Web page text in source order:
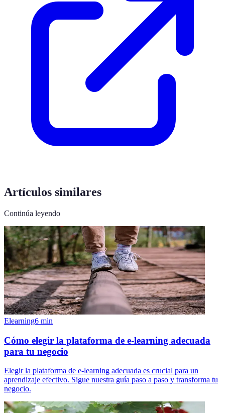
Artículos similares
Continúa leyendo
Elearning6 min
Cómo elegir la plataforma de e-learning adecuada
para tu negocio
Elegir la plataforma de e-learning adecuada es crucial para un
aprendizaje efectivo. Sigue nuestra guía paso a paso y transforma tu
negocio.